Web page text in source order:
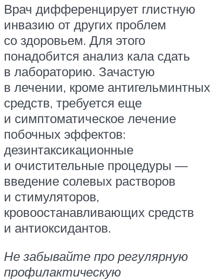
Врач дифференцирует глистную
инвазию от других проблем
со здоровьем. Для этого
понадобится анализ кала сдать
в лабораторию. Зачастую
в лечении, кроме антигельминтных
средств, требуется еще
и симптоматическое лечение
побочных эффектов:
дезинтаксикационные
и очистительные процедуры —
введение солевых растворов
и стимуляторов,
кровоостанавливающих средств
и антиоксидантов.
Не забывайте про регулярную
профилактическую